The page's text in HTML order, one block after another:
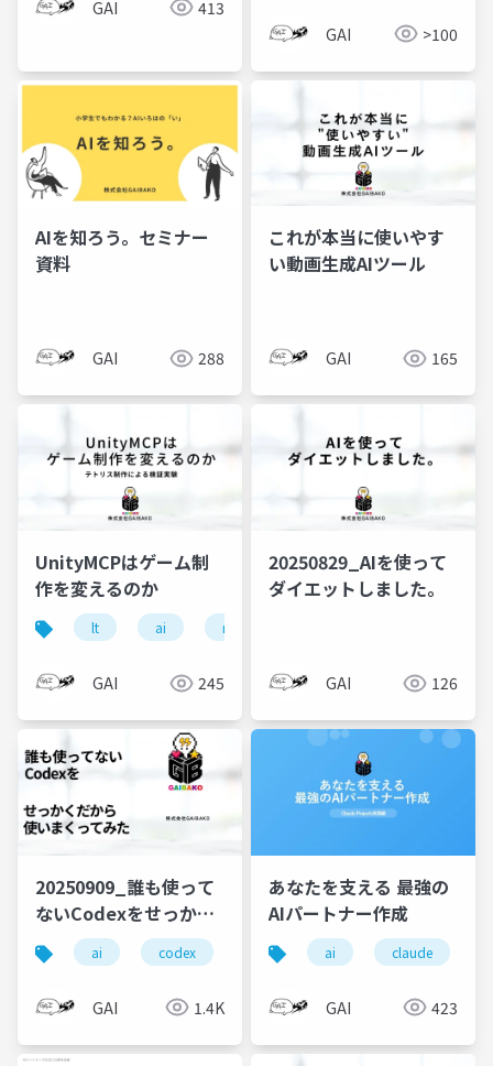
GAI
413
GAI
>100
AIを知ろう。セミナー
資料
GAI 288
これが本当に使いやす
い動画生成AIツール
GAI 165
UnityMCPはゲーム制
作を変えるのか
lt ai mcp
GAI 245
20250829_AIを使って
ダイエットしました。
GAI 126
20250909_誰も使って
ないCodexをせっかく
だから使いまくってみ
た
ai codex chatgpt
GAI 1.4K
あなたを支える 最強の
AIパートナー作成
ai claude
GAI 423